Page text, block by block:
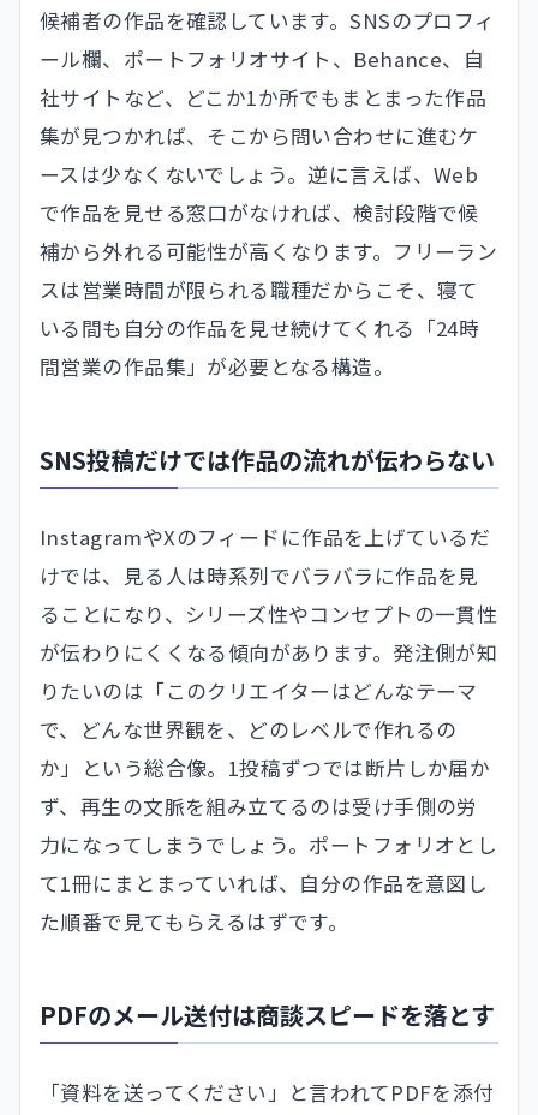
候補者の作品を確認しています。SNSのプロフィ
ール欄、ポートフォリオサイト、Behance、自
社サイトなど、どこか1か所でもまとまった作品
集が見つかれば、そこから問い合わせに進むケ
ースは少なくないでしょう。逆に言えば、Web
で作品を見せる窓口がなければ、検討段階で候
補から外れる可能性が高くなります。フリーラン
スは営業時間が限られる職種だからこそ、寝て
いる間も自分の作品を見せ続けてくれる「24時
間営業の作品集」が必要となる構造。
SNS投稿だけでは作品の流れが伝わらない
InstagramやXのフィードに作品を上げているだ
けでは、見る人は時系列でバラバラに作品を見
ることになり、シリーズ性やコンセプトの一貫性
が伝わりにくくなる傾向があります。発注側が知
りたいのは「このクリエイターはどんなテーマ
で、どんな世界観を、どのレベルで作れるの
か」という総合像。1投稿ずつでは断片しか届か
ず、再生の文脈を組み立てるのは受け手側の労
力になってしまうでしょう。ポートフォリオとし
て1冊にまとまっていれば、自分の作品を意図し
た順番で見てもらえるはずです。
PDFのメール送付は商談スピードを落とす
「資料を送ってください」と言われてPDFを添付